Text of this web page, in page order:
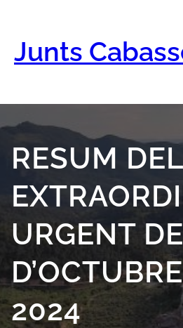
contingut
Junts
RESUM
URGENT
2024